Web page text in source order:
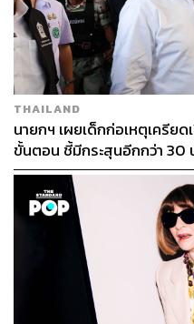
THAILAND
นายกฯ เผยเด็กก่อเหตุเครียด
ขั้นตอน ชี้มีกระสุนอีกกว่า 30
สูญเสียเพิ่ม